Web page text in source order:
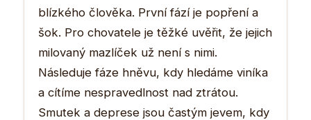
blízkého člověka. První fází je popření a
šok. Pro chovatele je těžké uvěřit, že jejich
milovaný mazlíček už není s nimi.
Následuje fáze hněvu, kdy hledáme viníka
a cítíme nespravedlnost nad ztrátou.
Smutek a deprese jsou častým jevem, kdy